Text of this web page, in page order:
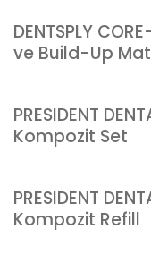
DENTSPLY
ve Build-Up
PRESIDENT
Kompozit Set
PRESIDENT
Kompozit Refill